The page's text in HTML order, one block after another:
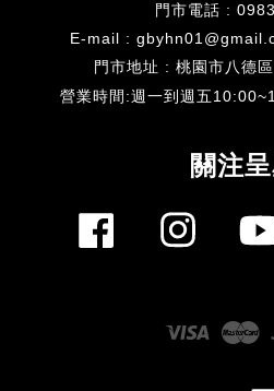
門市電話 :
E-mail :
門市地址 : 桃園市八德
營業時間:週一到週五
關注
Facebook
Visa